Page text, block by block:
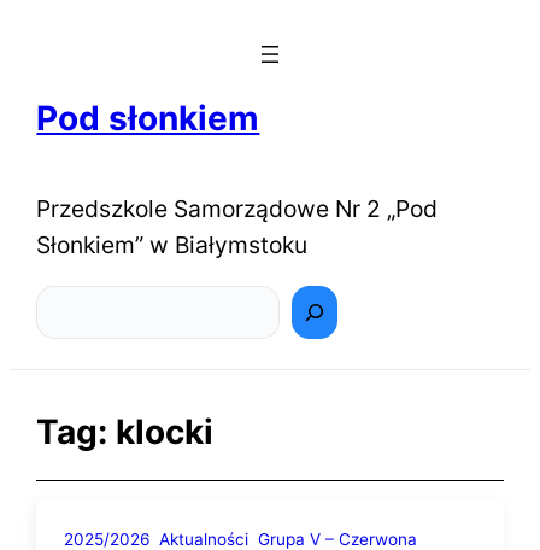
Pod słonkiem
Przedszkole Samorządowe Nr 2 „Pod
Słonkiem” w Białymstoku
Tag: klocki
2025/2026 Aktualności Grupa V – Czerwona